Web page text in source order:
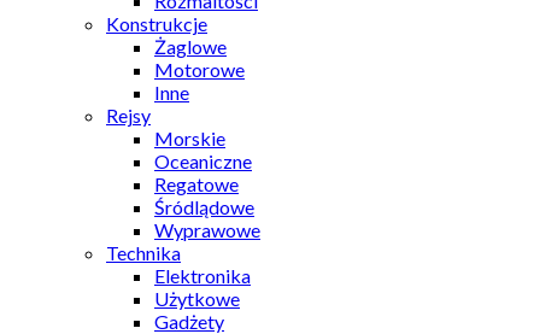
Konstrukcje
Żaglowe
Motorowe
Inne
Rejsy
Morskie
Oceaniczne
Regatowe
Śródlądowe
Wyprawowe
Technika
Elektronika
Użytkowe
Gadżety